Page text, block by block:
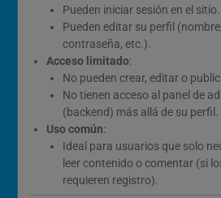
Pueden iniciar sesión en el sitio.
Pueden editar su perfil
contraseña, etc.).
Acceso limitado:
No pueden crear, editar o
No tienen acceso al panel de
(backend) más allá de su perfil.
Uso común:
Ideal para usuarios que solo
leer contenido o comentar (si
requieren registro).